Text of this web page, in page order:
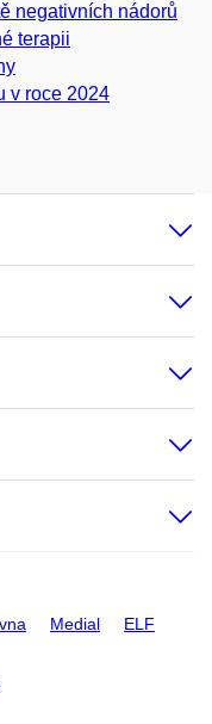
negativních nádorů
terapii
v roce 2024
Medial ELF